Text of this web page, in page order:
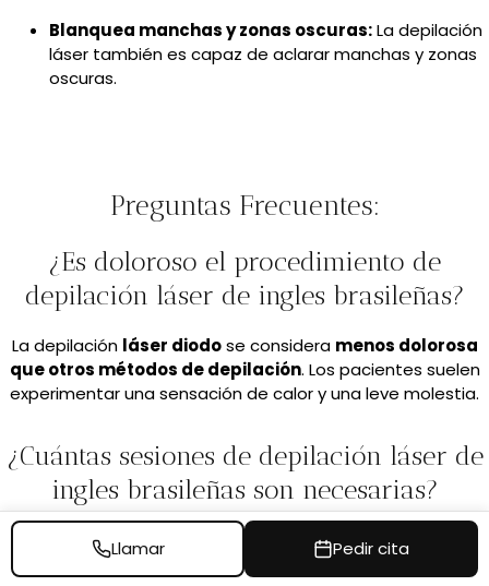
Blanquea manchas y zonas oscuras:La depilación
láser también es capaz de aclarar manchas y zonas
oscuras.
Preguntas Frecuentes:
¿Es doloroso el procedimiento de
depilación láser de ingles brasileñas?
La depilación láser diodose considera menos dolorosa
que otros métodos de depilación. Los pacientes suelen
experimentar una sensación de calor y una leve molestia.
¿Cuántas sesiones de depilación láser de
ingles brasileñas son necesarias?
El número de sesiones depende del área a tratar y de la
densidad del vello, pero
generalmente se requieren
Llamar Pedir cita